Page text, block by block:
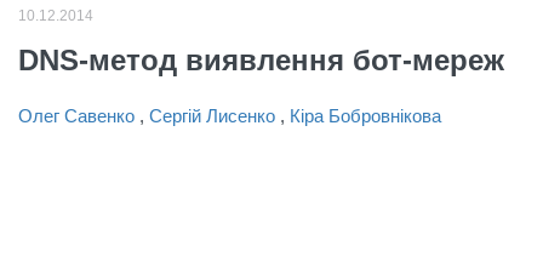
10.12.2014
DNS-метод виявлення бот-мереж
Олег Савенко , Сергій Лисенко , Кіра Бобровнікова